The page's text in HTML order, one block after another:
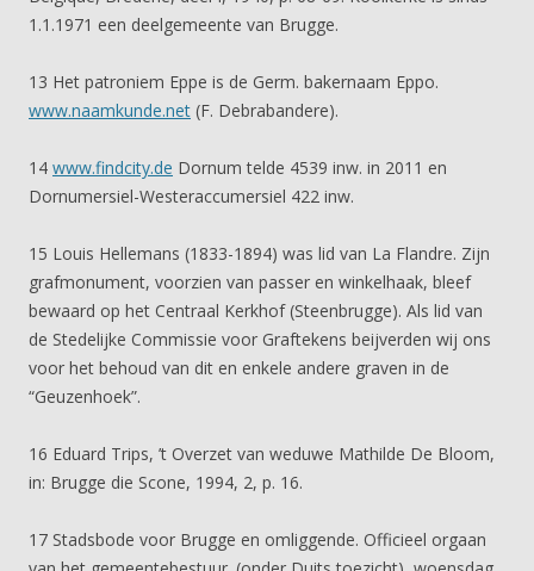
1.1.1971 een deelgemeente van Brugge.
13 Het patroniem Eppe is de Germ. bakernaam Eppo.
www.naamkunde.net (F. Debrabandere).
14 www.findcity.de Dornum telde 4539 inw. in 2011 en
Dornumersiel-Westeraccumersiel 422 inw.
15 Louis Hellemans (1833-1894) was lid van La Flandre. Zijn
grafmonument, voorzien van passer en winkelhaak, bleef
bewaard op het Centraal Kerkhof (Steenbrugge). Als lid van
de Stedelijke Commissie voor Graftekens beijverden wij ons
voor het behoud van dit en enkele andere graven in de
“Geuzenhoek”.
16 Eduard Trips, ’t Overzet van weduwe Mathilde De Bloom,
in: Brugge die Scone, 1994, 2, p. 16.
17 Stadsbode voor Brugge en omliggende. Officieel orgaan